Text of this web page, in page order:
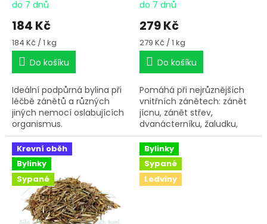
do 7 dnů
184 Kč
Měrná
cena:
184 Kč / 1 kg
Do košíku
Ideální podpůrná bylina při
léčbě zánětů a různých
jiných nemocí oslabujících
organismus.
do 7 dnů
279 Kč
Měrná
cena:
279 Kč / 1 kg
Do košíku
Pomáhá při nejrůznějších
vnitřních zánětech: zánět
jícnu, zánět střev,
dvanácterníku, žaludku,
včetně žaludečních vředů.
Krevní oběh
Bylinky
Sypané
Bylinky
Sypané
Ledviny